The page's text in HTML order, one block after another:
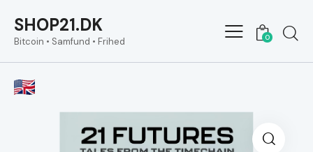
SHOP21.DK
Bitcoin • Samfund • Frihed 0